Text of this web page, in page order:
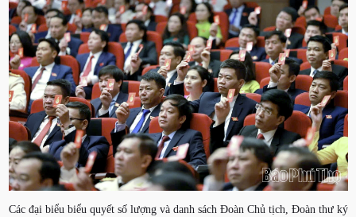
Các đại biểu biểu quyết số lượng và danh sách Đoàn Chủ tịch, Đoàn thư ký